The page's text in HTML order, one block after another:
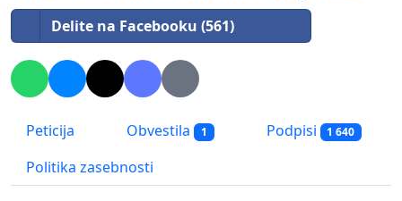
Delite na Facebooku (561)
Peticija Obvestila 1 Podpisi 1 640
Politika zasebnosti